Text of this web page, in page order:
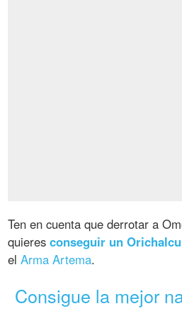
Ten en cuenta que derrotar a
quieresconseguir un
elArma Artema.
Consigue la mejor